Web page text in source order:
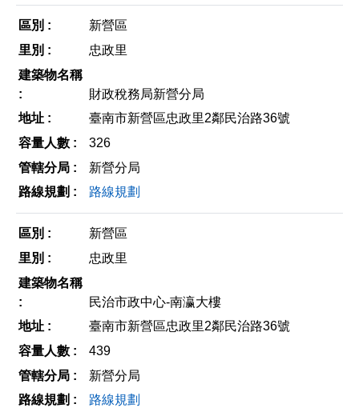
新營區
忠政里
財政稅務局新營分局
臺南市新營區忠政里2鄰民治路36號
326
新營分局
路線規劃
新營區
忠政里
民治市政中心-南瀛大樓
臺南市新營區忠政里2鄰民治路36號
439
新營分局
路線規劃